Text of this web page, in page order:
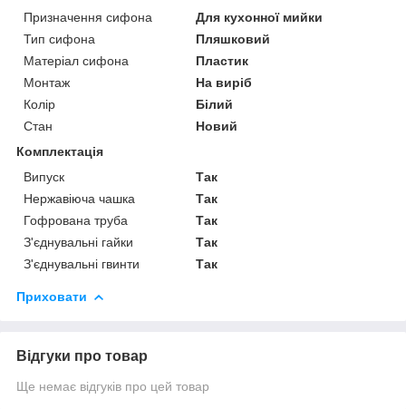
Призначення сифона
Для кухонної мийки
Тип сифона
Пляшковий
Матеріал сифона
Пластик
Монтаж
На виріб
Колір
Білий
Стан
Новий
Комплектація
Випуск
Так
Нержавіюча чашка
Так
Гофрована труба
Так
З'єднувальні гайки
Так
З'єднувальні гвинти
Так
Приховати
Відгуки про товар
Ще немає відгуків про цей товар